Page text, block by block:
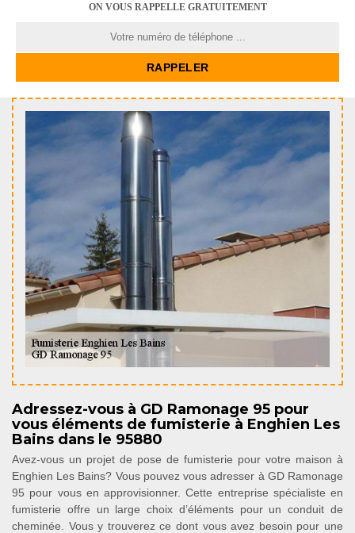
ON VOUS RAPPELLE GRATUITEMENT
Adressez-vous à GD Ramonage 95 pour
vous éléments de fumisterie à Enghien Les
Bains dans le 95880
Avez-vous un projet de pose de fumisterie pour votre maison à
Enghien Les Bains? Vous pouvez vous adresser à GD Ramonage
95 pour vous en approvisionner. Cette entreprise spécialiste en
fumisterie offre un large choix d’éléments pour un conduit de
cheminée. Vous y trouverez ce dont vous avez besoin pour une